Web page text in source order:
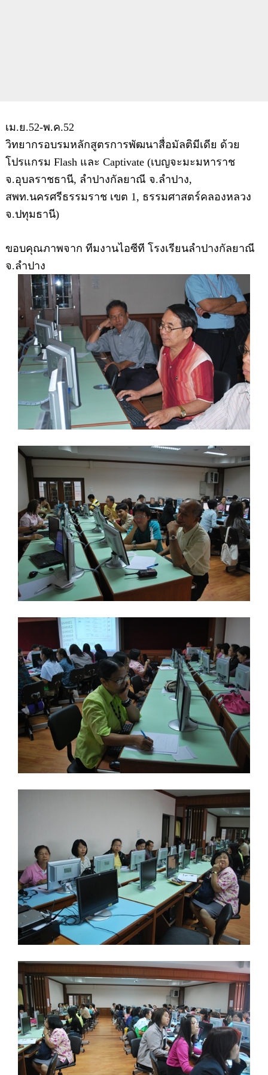
เม.ย.52-พ.ค.52
วิทยากรอบรมหลักสูตรการพัฒนาสื่อมัลติมีเดีย ด้วย
โปรแกรม Flash และ Captivate (เบญจะมะมหาราช
จ.อุบลราชธานี, ลำปางกัลยาณี จ.ลำปาง,
สพท.นครศรีธรรมราช เขต 1, ธรรมศาสตร์คลองหลวง
จ.ปทุมธานี)
ขอบคุณภาพจาก ทีมงานไอซีที โรงเรียนลำปางกัลยาณี
จ.ลำปาง